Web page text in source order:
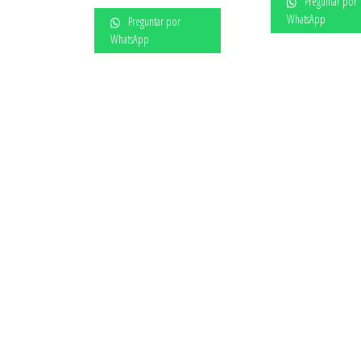
Preguntar por
WhatsApp
WhatsApp